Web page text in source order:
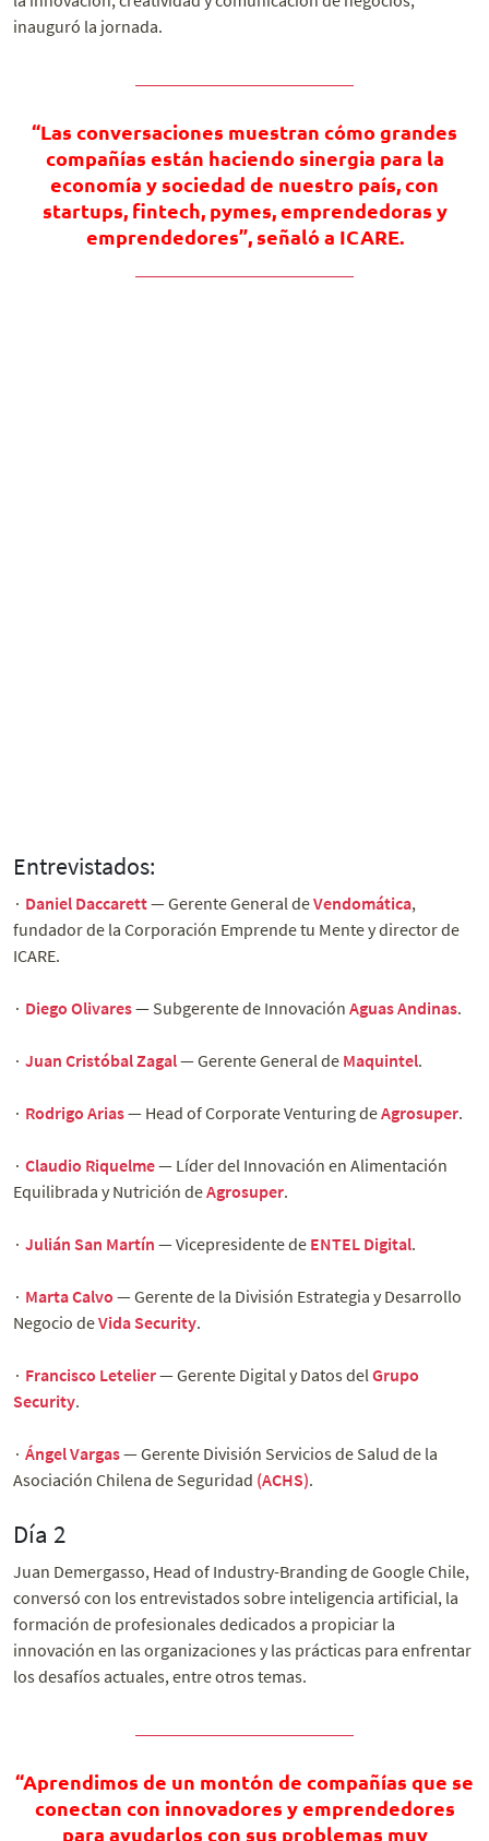
inauguró la jornada.
“Las conversaciones muestran cómo grandes
compañías están haciendo sinergia para la
economía y sociedad de nuestro país, con
startups, fintech, pymes, emprendedoras y
emprendedores”, señaló a ICARE.
Entrevistados:
∙ Daniel Daccarett— Gerente General deVendomática,
fundador de la Corporación Emprende tu Mente y director de
ICARE.
∙ Diego Olivares— Subgerente de Innovación Aguas Andinas.
∙ Juan Cristóbal Zagal— Gerente General de Maquintel.
∙ Rodrigo Arias— Head of Corporate Venturing deAgrosuper.
∙ Claudio Riquelme— Líder del Innovación en Alimentación
Equilibrada y Nutrición deAgrosuper.
∙ Julián San Martín — Vicepresidente de ENTEL Digital.
∙ Marta Calvo — Gerente de la División Estrategia y Desarrollo
Negocio deVida Security.
∙ Francisco Letelier— Gerente Digital y Datos delGrupo
Security.
∙ Ángel Vargas— Gerente División Servicios de Salud de la
Asociación Chilena de Seguridad (ACHS).
Día 2
Juan Demergasso, Head of Industry-Branding de Google Chile,
conversó con los entrevistados sobre inteligencia artificial, la
formación de profesionales dedicados a propiciar la
innovación en las organizaciones y las prácticas para enfrentar
los desafíos actuales, entre otros temas.
“Aprendimos de un montón de compañías que se
conectan con innovadores y emprendedores
para ayudarlos con sus problemas muy